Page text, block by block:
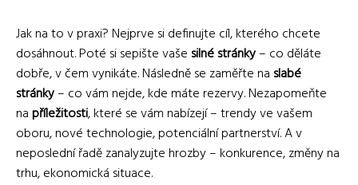
Jak na to v praxi? Nejprve si definujte cíl, kterého chcete
dosáhnout. Poté si sepište vaše silné stránky– co děláte
dobře, v čem vynikáte. Následně se zaměřte na slabé
stránky– co vám nejde, kde máte rezervy. Nezapomeňte
napříležitosti, které se vám nabízejí – trendy ve vašem
oboru, nové technologie, potenciální partnerství. A v
neposlední řadě zanalyzujte hrozby – konkurence, změny na
trhu, ekonomická situace.